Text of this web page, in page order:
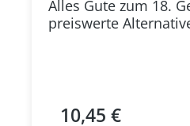
Alles Gute zum 18.
preiswerte
Regulärer Preis:
10,45 €